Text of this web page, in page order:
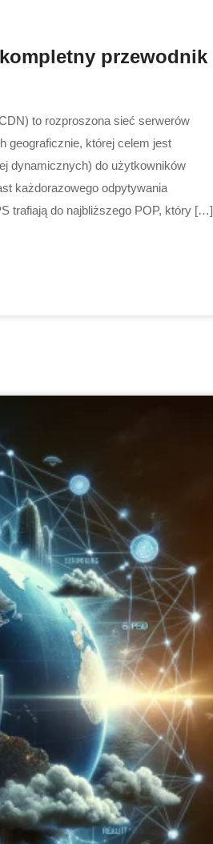
przewodnik
to rozproszona sieć serwerów
geograficznie, której celem jest
dynamicznych) do użytkowników
każdorazowego odpytywania
trafiają do najbliższego POP, który […]